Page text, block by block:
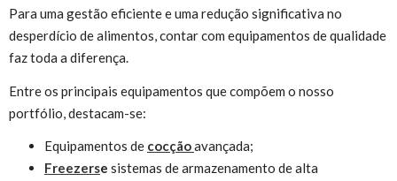
Para uma gestão eficiente e uma redução significativa no
desperdício de alimentos, contar com equipamentos de qualidade
faz toda a diferença.
Entre os principais equipamentos que compõem o nosso
portfólio, destacam-se:
Equipamentos de cocçãoavançada;
Freezerse sistemas de armazenamento de alta